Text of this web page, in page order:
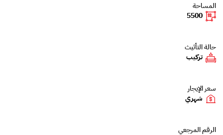
المساحة
5500
حالة التأثيث
تركيب
سعر الإيجار
شهري
الرقم المرجعي